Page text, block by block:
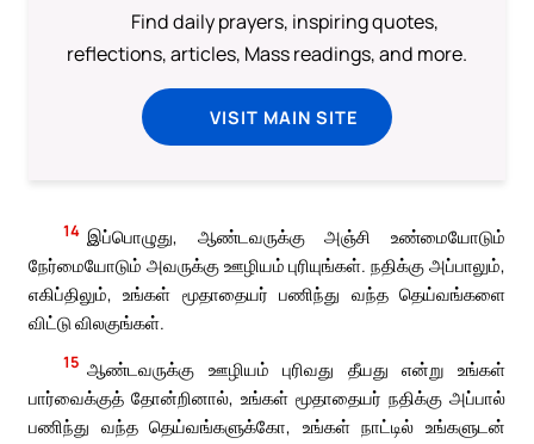
Find daily prayers, inspiring quotes,
reflections, articles, Mass readings, and more.
VISIT MAIN SITE
14 இப்பொழுது, ஆண்டவருக்கு அஞ்சி உண்மையோடும்
நேர்மையோடும் அவருக்கு ஊழியம் புரியுங்கள். நதிக்கு அப்பாலும்,
எகிப்திலும், உங்கள் மூதாதையர் பணிந்து வந்த தெய்வங்களை
விட்டு விலகுங்கள்.
15 ஆண்டவருக்கு ஊழியம் புரிவது தீயது என்று உங்கள்
பார்வைக்குத் தோன்றினால், உங்கள் மூதாதையர் நதிக்கு அப்பால்
பணிந்து வந்த தெய்வங்களுக்கோ, உங்கள் நாட்டில் உங்களுடன்